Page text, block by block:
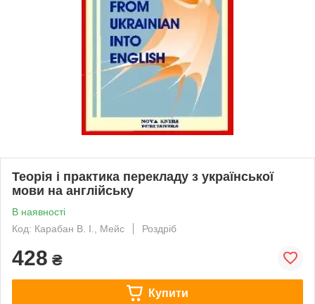
Теорія і практика перекладу з української
мови на англійську
В наявності
Код: Карабан В. І., Мейс
Роздріб
428 ₴
Купити